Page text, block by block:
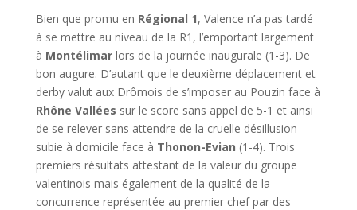
Bien que promu en Régional 1, Valence n’a pas tardé
à se mettre au niveau de la R1, l’emportant largement
à Montélimarlors de la journée inaugurale (1-3). De
bon augure. D’autant que le deuxième déplacement et
derby valut aux Drômois de s’imposer au Pouzin face à
Rhône Vallées sur le score sans appel de 5-1 et ainsi
de se relever sans attendre de la cruelle désillusion
subie à domicile face à Thonon-Evian (1-4). Trois
premiers résultats attestant de la valeur du groupe
valentinois mais également de la qualité de la
concurrence représentée au premier chef par des